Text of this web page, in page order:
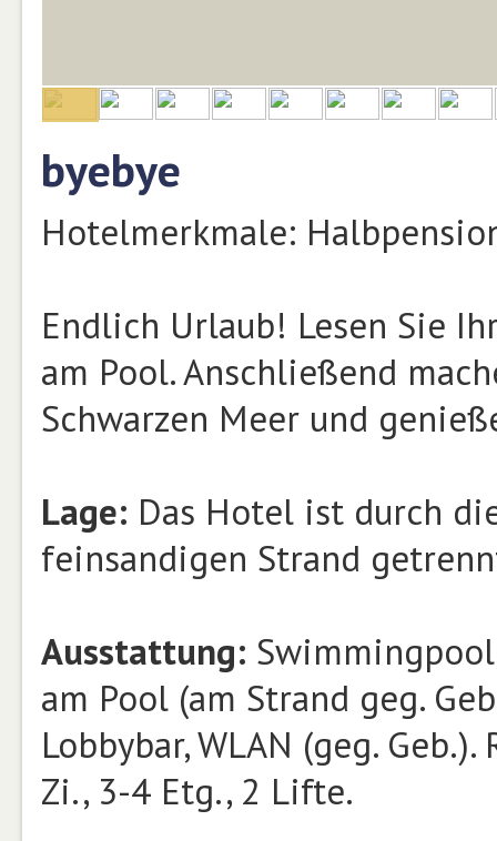
byebye
Hotelmerkmale:
Endlich Urlaub! Lesen Sie
am Pool. Anschließend
Schwarzen Meer und
Lage: Das Hotel ist durch
feinsandigen Strand
Ausstattung:
am Pool (am Strand geg.
Lobbybar, WLAN (geg.
Zi., 3-4 Etg., 2 Lifte.